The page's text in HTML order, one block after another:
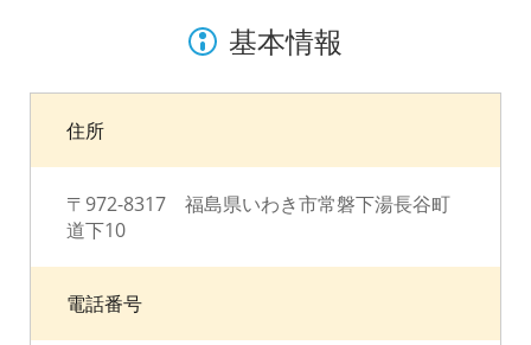
基本情報
住所
〒972-8317 福島県いわき市常磐下湯長谷町
道下10
電話番号